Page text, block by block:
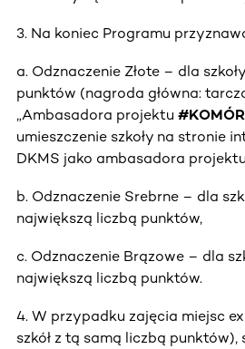
3. Na koniec Programu
a. Odznaczenie Złote – dla
punktów (nagroda główna:
„Ambasadora projektu
umieszczenie szkoły na stronie
DKMS jako ambasadora
b. Odznaczenie Srebrne – dla
największą liczbą punktów,
c. Odznaczenie Brązowe – dla
największą liczbą punktów.
4. W przypadku zajęcia miejsc
szkół z tą samą liczbą